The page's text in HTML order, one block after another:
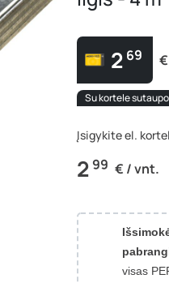
2 69
Su kortele
Įsigykite el.
2 99 € / vnt.
visas